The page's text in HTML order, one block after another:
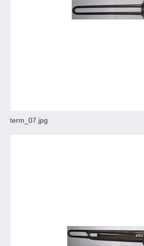
term_07.jpg